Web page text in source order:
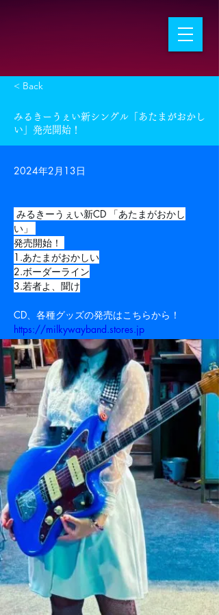
< Back
みるきーうぇい新シングル「あたまがおかし
い」発売開始！
2024年2月13日
Previous Next
い」
発売開始！
1.あたまがおかしい
2.ボーダーライン
3.若者よ、聞け
CD、各種グッズの発売はこちらから！
https://milkywayband.stores.jp